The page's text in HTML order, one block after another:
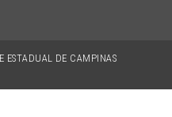
DE CAMPINAS